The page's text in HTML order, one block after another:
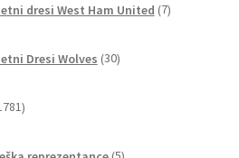
dresi West Ham United 7izdelkov
Dresi Wolves 30izdelkov
izdelkov